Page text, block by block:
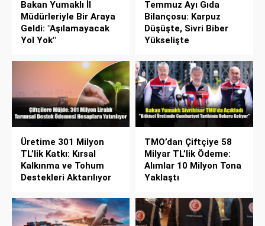
Bakan Yumaklı İl
Müdürleriyle Bir Araya
Geldi: "Aşılamayacak
Yol Yok"
Temmuz Ayı Gıda
Bilançosu: Karpuz
Düşüşte, Sivri Biber
Yükselişte
Üretime 301 Milyon
TL’lik Katkı: Kırsal
Kalkınma ve Tohum
Destekleri Aktarılıyor
TMO’dan Çiftçiye 58
Milyar TL’lik Ödeme:
Alımlar 10 Milyon Tona
Yaklaştı